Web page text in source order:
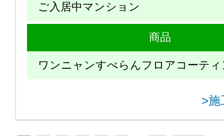
ご入居中マンション
商品
ワンニャンすべらんフロアコーテ
>施